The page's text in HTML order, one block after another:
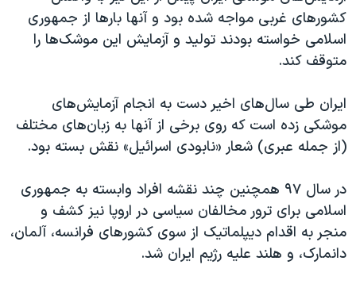
کشورهای غربی مواجه شده بود و آنها بارها از جمهوری
اسلامی خواسته بودند تولید و آزمایش این موشک‌ها را
متوقف کند.
ایران طی سال‌های اخیر دست به انجام آزمایش‌های
موشکی زده است که روی برخی از آنها به زبان‌های مختلف
(از جمله عبری) شعار «نابودی اسرائیل» نقش بسته بود.
در سال ۹۷ همچنین چند نقشه افراد وابسته به جمهوری
اسلامی برای ترور مخالفان سیاسی در اروپا نیز کشف و
منجر به اقدام دیپلماتیک از سوی کشورهای فرانسه،‌ آلمان،
دانمارک، و هلند علیه رژیم ایران شد.